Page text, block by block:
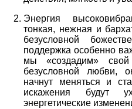
Энергия
тонкая, нежная и
безусловной
поддержка особенно
мы «создадим»
безусловной любви,
начнут меняться и
искажения будут
энергетические